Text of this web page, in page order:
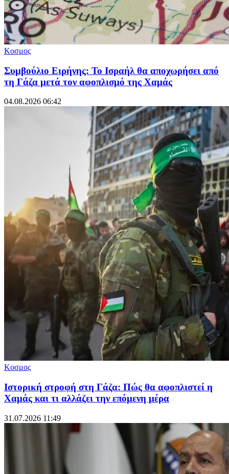
Κοσμος
Συμβούλιο Ειρήνης: Το Ισραήλ θα αποχωρήσει από
τη Γάζα μετά τον αφοπλισμό της Χαμάς
04.08.2026 06:42
Κοσμος
Ιστορική στροφή στη Γάζα: Πώς θα αφοπλιστεί η
Χαμάς και τι αλλάζει την επόμενη μέρα
31.07.2026 11:49